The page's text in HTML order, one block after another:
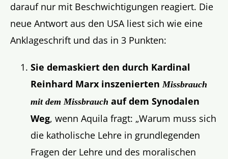
darauf nur mit Beschwichtigungen reagiert. Die
neue Antwort aus den USA liest sich wie eine
Anklageschrift und das in 3 Punkten:
Sie demaskiert den durch Kardinal
Reinhard Marx inszeniertenMissbrauch
mit dem Missbrauch auf dem Synodalen
Weg, wenn Aquila fragt: „Warum muss sich
die katholische Lehre in grundlegenden
Fragen der Lehre und des moralischen